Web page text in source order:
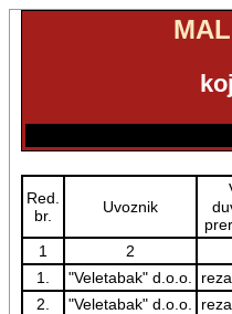
Red.
br.
Uvoznik
1 2
1.
"Veletabak" d.o.o.
2.
"Veletabak" d.o.o.